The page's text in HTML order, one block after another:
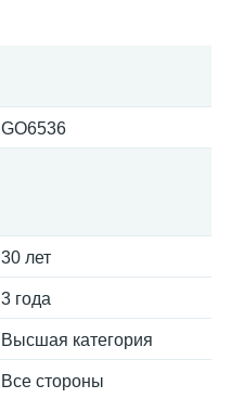
GO6536
30 лет
3 года
Высшая категория
Все стороны